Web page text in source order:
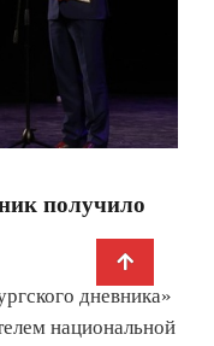
получило
дневника»
национальной